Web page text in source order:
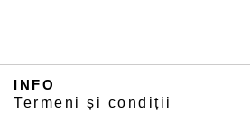
INFO
Termeni și condiții